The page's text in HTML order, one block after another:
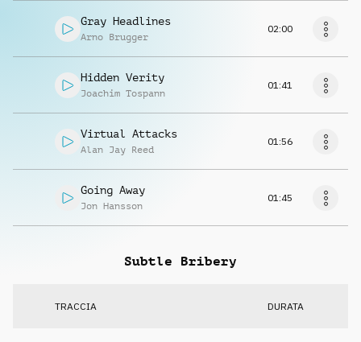
Gray Headlines
Arno Brugger
02:00
Hidden Verity
Joachim Tospann
01:41
Virtual Attacks
Alan Jay Reed
01:56
Going Away
Jon Hansson
01:45
Subtle Bribery
TRACCIA DURATA